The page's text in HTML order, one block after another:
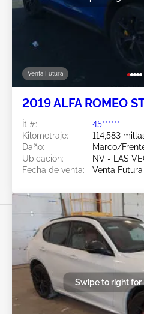
Venta Futura
2019 ALFA ROMEO
Ít #:
45******
Kilometraje:
114,583
Daño:
Marco/
Ubicación:
NV - LAS
Fecha de venta:
Venta Futura
Swipe to right for